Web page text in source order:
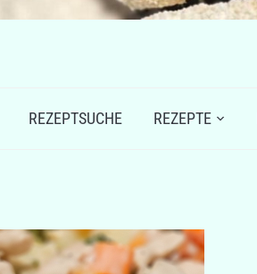
REZEPTSUCHE REZEPTE